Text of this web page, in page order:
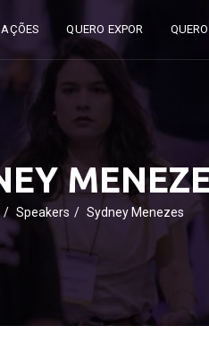
QUERO EXPOR
Speakers Sydney Menezes